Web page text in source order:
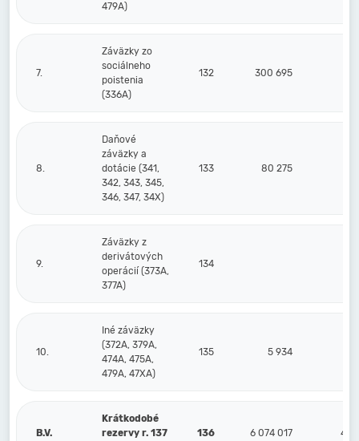
479A)
7.
Záväzky zo
sociálneho
poistenia
(336A)
132 300 695
8.
Daňové
záväzky a
dotácie (341,
342, 343, 345,
346, 347, 34X)
133 80 275
9.
Záväzky z
derivátových
operácií (373A,
377A)
134
10.
Iné záväzky
(372A, 379A,
474A, 475A,
479A, 47XA)
135 5 934
B.V.
Krátkodobé
rezervy r. 137
136 6 074 017 4